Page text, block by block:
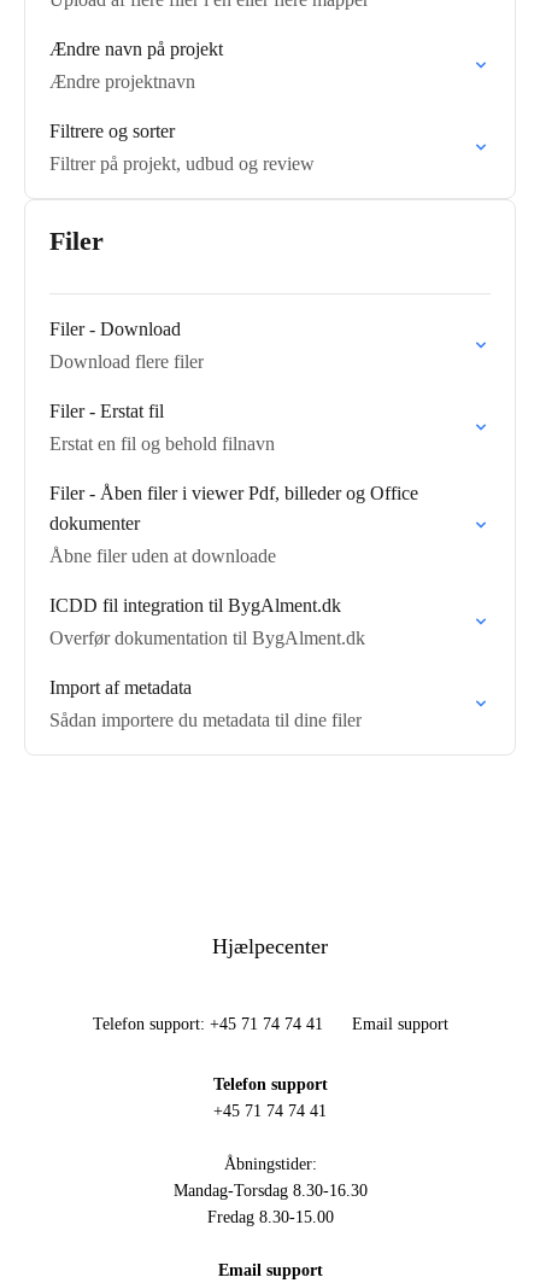
Ændre navn på projekt
Ændre projektnavn
Filtrere og sorter
Filtrer på projekt, udbud og review
Filer
Filer - Download
Download flere filer
Filer - Erstat fil
Erstat en fil og behold filnavn
Filer - Åben filer i viewer Pdf, billeder og Office
dokumenter
Åbne filer uden at downloade
ICDD fil integration til BygAlment.dk
Overfør dokumentation til BygAlment.dk
Import af metadata
Sådan importere du metadata til dine filer
Hjælpecenter
Telefon support: +45 71 74 74 41 Email support
Telefon support
+45 71 74 74 41
Åbningstider:
Mandag-Torsdag 8.30-16.30
Fredag 8.30-15.00
Email support